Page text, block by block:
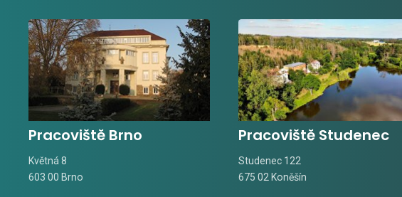
Pracoviště Brno
Květná 8
603 00 Brno
Pracoviště Studenec
Studenec 122
675 02 Koněšín